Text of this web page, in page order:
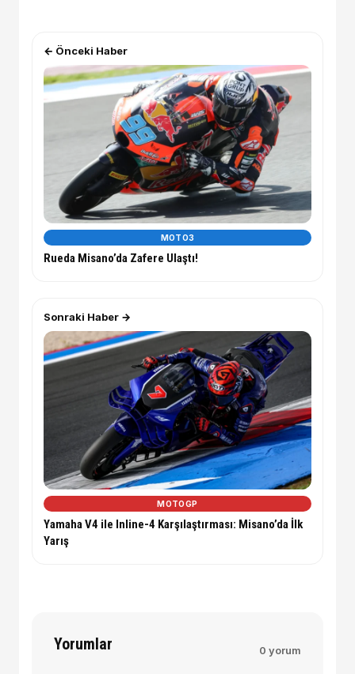
← Önceki Haber
MOTO3
Rueda Misano’da Zafere Ulaştı!
Sonraki Haber →
MOTOGP
Yamaha V4 ile Inline-4 Karşılaştırması: Misano’da İlk
Yarış
Yorumlar 0 yorum